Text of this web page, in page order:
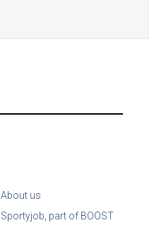
About us
Sportyjob, part of BOOST